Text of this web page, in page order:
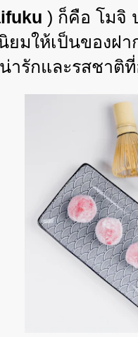
) ก็คือ โมจิ
ยมให้เป็นของฝ
รักและรสชาติที่